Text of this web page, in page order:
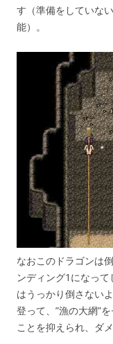
す（準備をしていな
能）。
なおこのドラゴンは
ンディング1になっ
はうっかり倒さない
登って、”漁の大網”
ことを抑えられ、ダ